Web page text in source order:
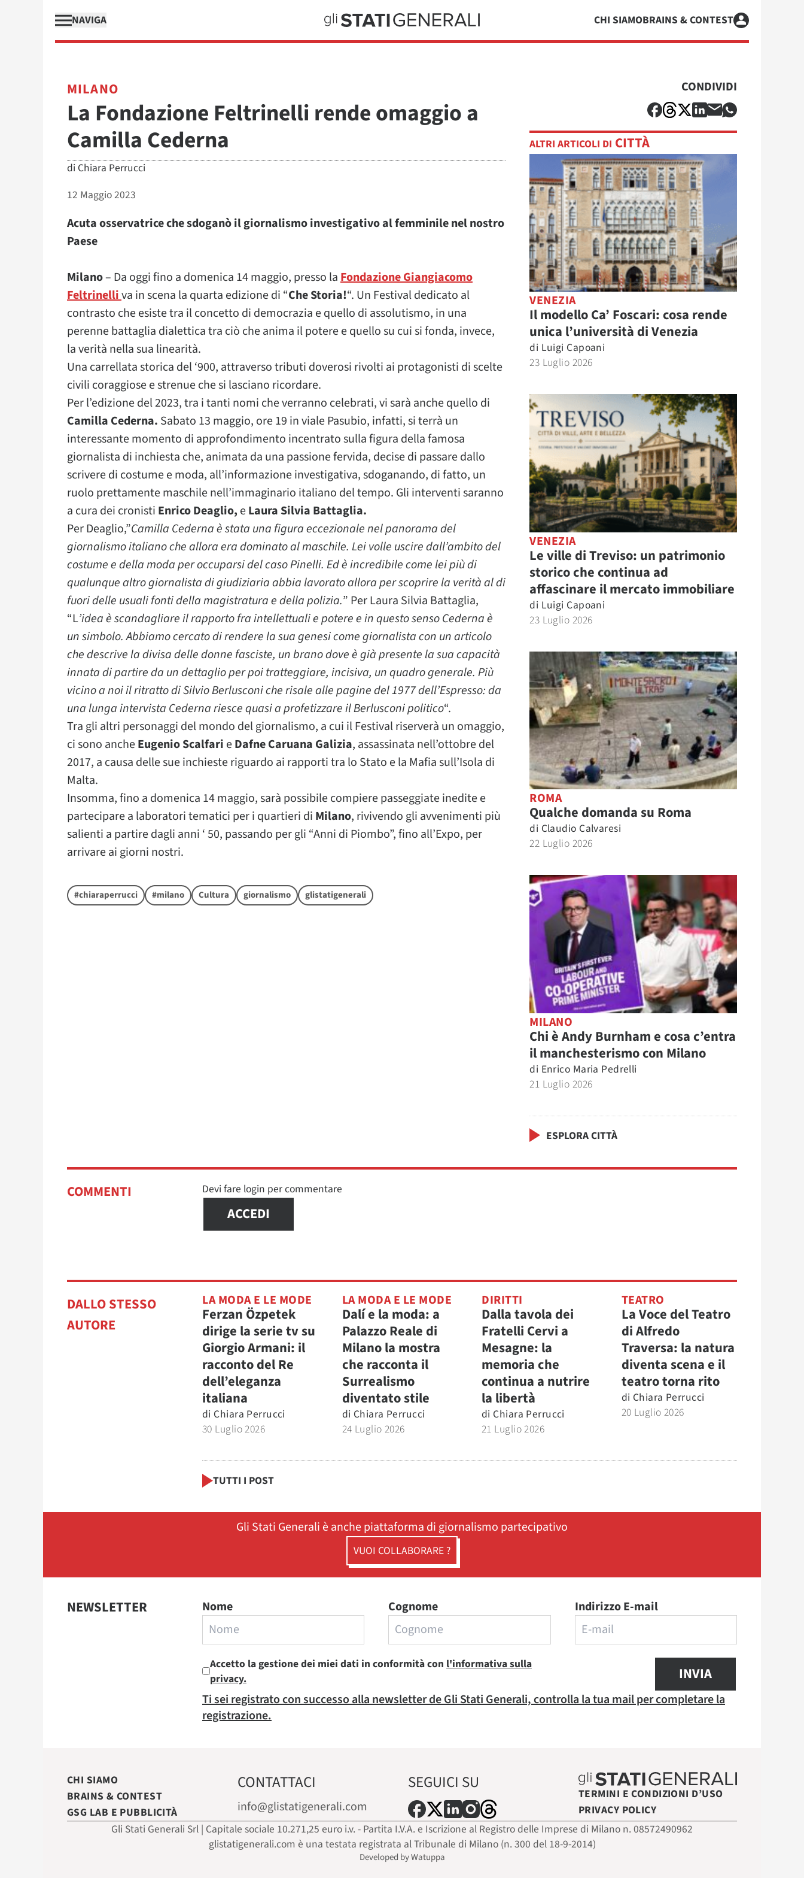
NAVIGA CHI SIAMOBRAINS & CONTEST
MILANO
La Fondazione Feltrinelli rende omaggio a
Camilla Cederna
di Chiara Perrucci
12 Maggio 2023
Acuta osservatrice che sdoganò il giornalismo investigativo al femminile nel nostro
Paese
Milano– Da oggi fino a domenica 14 maggio, presso laFondazione Giangiacomo
Feltrinelliva in scena la quarta edizione di “Che Storia!“. Un Festival dedicato al
contrasto che esiste tra il concetto di democrazia e quello di assolutismo, in una
perenne battaglia dialettica tra ciò che anima il potere e quello su cui si fonda, invece,
la verità nella sua linearità.
Una carrellata storica del ‘900, attraverso tributi doverosi rivolti ai protagonisti di scelte
civili coraggiose e strenue che si lasciano ricordare.
Per l’edizione del 2023, tra i tanti nomi che verranno celebrati, vi sarà anche quello di
Camilla Cederna. Sabato 13 maggio, ore 19 in viale Pasubio, infatti, si terrà un
interessante momento di approfondimento incentrato sulla figura della famosa
giornalista di inchiesta che, animata da una passione fervida, decise di passare dallo
scrivere di costume e moda, all’informazione investigativa, sdoganando, di fatto, un
ruolo prettamente maschile nell’immaginario italiano del tempo. Gli interventi saranno
a cura dei cronisti Enrico Deaglio, eLaura Silvia Battaglia.
Per Deaglio,”Camilla Cederna è stata una figura eccezionale nel panorama del
giornalismo italiano che allora era dominato al maschile. Lei volle uscire dall’ambito del
costume e della moda per occuparsi del caso Pinelli. Ed è incredibile come lei più di
qualunque altro giornalista di giudiziaria abbia lavorato allora per scoprire la verità al di
fuori delle usuali fonti della magistratura e della polizia.” Per Laura Silvia Battaglia,
“L’idea è scandagliare il rapporto fra intellettuali e potere e in questo senso Cederna è
un simbolo. Abbiamo cercato di rendere la sua genesi come giornalista con un articolo
che descrive la divisa delle donne fasciste, un brano dove è già presente la sua capacità
innata di partire da un dettaglio per poi tratteggiare, incisiva, un quadro generale. Più
vicino a noi il ritratto di Silvio Berlusconi che risale alle pagine del 1977 dell’Espresso: da
una lunga intervista Cederna riesce quasi a profetizzare il Berlusconi politico“.
Tra gli altri personaggi del mondo del giornalismo, a cui il Festival riserverà un omaggio,
ci sono ancheEugenio Scalfari eDafne Caruana Galizia, assassinata nell’ottobre del
2017, a causa delle sue inchieste riguardo ai rapporti tra lo Stato e la Mafia sull’Isola di
Malta.
Insomma, fino a domenica 14 maggio, sarà possibile compiere passeggiate inedite e
partecipare a laboratori tematici per i quartieri di Milano, rivivendo gli avvenimenti più
salienti a partire dagli anni ‘ 50, passando per gli “Anni di Piombo”, fino all’Expo, per
arrivare ai giorni nostri.
#chiaraperrucci #milano Cultura giornalismo glistatigenerali
CONDIVIDI
ALTRI ARTICOLI DI CITTÀ
VENEZIA
Il modello Ca’ Foscari: cosa rende
unica l’università di Venezia
di Luigi Capoani
23 Luglio 2026
VENEZIA
Le ville di Treviso: un patrimonio
storico che continua ad
affascinare il mercato immobiliare
di Luigi Capoani
23 Luglio 2026
ROMA
Qualche domanda su Roma
di Claudio Calvaresi
22 Luglio 2026
MILANO
Chi è Andy Burnham e cosa c’entra
il manchesterismo con Milano
di Enrico Maria Pedrelli
21 Luglio 2026
ESPLORA CITTÀ
COMMENTI Devi fare login per commentare
ACCEDI
DALLO STESSO
AUTORE
LA MODA E LE MODE
Ferzan Özpetek
dirige la serie tv su
Giorgio Armani: il
racconto del Re
dell’eleganza
italiana
di Chiara Perrucci
30 Luglio 2026
LA MODA E LE MODE
Dalí e la moda: a
Palazzo Reale di
Milano la mostra
che racconta il
Surrealismo
diventato stile
di Chiara Perrucci
24 Luglio 2026
DIRITTI
Dalla tavola dei
Fratelli Cervi a
Mesagne: la
memoria che
continua a nutrire
la libertà
di Chiara Perrucci
21 Luglio 2026
TEATRO
La Voce del Teatro
di Alfredo
Traversa: la natura
diventa scena e il
teatro torna rito
di Chiara Perrucci
20 Luglio 2026
TUTTI I POST
Gli Stati Generali è anche piattaforma di giornalismo partecipativo
VUOI COLLABORARE ?
NEWSLETTER Nome Cognome Indirizzo E-mail
Accetto la gestione dei miei dati in conformità con l'informativa sulla
privacy.
INVIA
Ti sei registrato con successo alla newsletter de Gli Stati Generali, controlla la tua mail per completare la
registrazione.
CHI SIAMO
BRAINS & CONTEST
GSG LAB E PUBBLICITÀ
CONTATTACI
info@glistatigenerali.com
SEGUICI SU
TERMINI E CONDIZIONI D’USO
PRIVACY POLICY
Gli Stati Generali Srl | Capitale sociale 10.271,25 euro i.v. - Partita I.V.A. e Iscrizione al Registro delle Imprese di Milano n. 08572490962
glistatigenerali.com è una testata registrata al Tribunale di Milano (n. 300 del 18-9-2014)
Developed by Watuppa